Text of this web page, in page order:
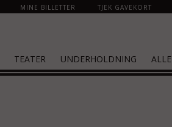
MINE BILLETTER TJEK GAVEKORT
TEATER UNDERHOLDNING ALLE